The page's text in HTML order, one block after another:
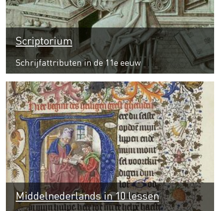
Scriptorium
Schrijfattributen in de 11e eeuw
Middelnederlands in 10 lessen